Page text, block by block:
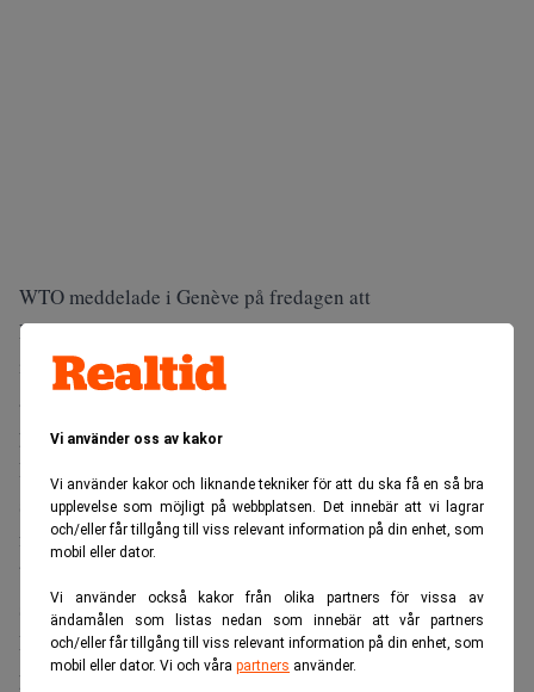
Vi använder oss av kakor
Vi använder kakor och liknande tekniker för att du ska få en så bra
upplevelse som möjligt på webbplatsen. Det innebär att vi lagrar
och/eller får tillgång till viss relevant information på din enhet, som
mobil eller dator.
Vi använder också kakor från olika partners för vissa av
ändamålen som listas nedan som innebär att vår partners
och/eller får tillgång till viss relevant information på din enhet, som
mobil eller dator. Vi och våra partners använder.
WTO meddelade i Genève på fredagen att
Pekingregeringen har begärt konsultationer – första steget
i en WTO-konflikt – med USA om amerikanska
antidumpningsåtgärder riktade mot kinesisk
pappersexport till USA.
Det är Kinas andra handelsdispyt med USA och den första
som landet på egen hand dragit inför WTO. I det förra
fallet 2002 anslöt sig Kina till EU och andra länder som
blåst till strid mot amerikanska begränsningar för
stålimport.
Enligt Kinas WTO-delegation gäller den nya konflikten de
provisoriska importavgifter och skyddstullar som det